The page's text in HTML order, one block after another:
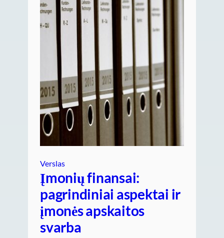
Verslas
Įmonių finansai:
pagrindiniai aspektai ir
įmonės apskaitos
svarba